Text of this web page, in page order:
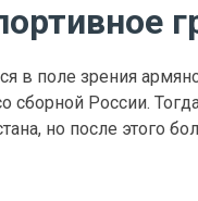
в поле зрения
сборной России.
но после этого